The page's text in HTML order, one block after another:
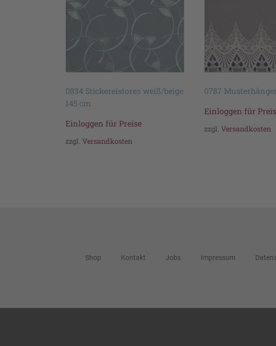
0834 Stickereistores weiß/beige
145 cm
Einloggen für Preise
zzgl. Versandkosten
0787
Einloggen für
zzgl. Versandkosten
Shop Kontakt Jobs Impressum